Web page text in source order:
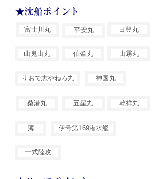
★沈船ポイント
富士川丸 平安丸 日豊丸
山鬼山丸 伯耆丸 山霧丸
りおで志やねろ丸 神国丸
桑港丸 五星丸 乾祥丸
薄 伊号第169潜水艦
一式陸攻